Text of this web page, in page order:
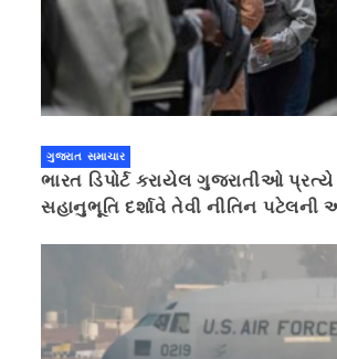
ગુજરાત સમાચાર
ભારત ડિપોર્ટ કરાયેલ ગુજરાતીઓ
સહાનુભૂતિ દર્શાવે તેવી નીતિન પટેલની